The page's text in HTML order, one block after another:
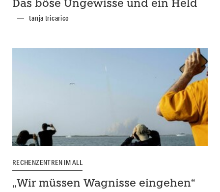
Das böse Ungewisse und ein Held
tanja tricarico
RECHENZENTREN IM ALL
„Wir müssen Wagnisse eingehen“